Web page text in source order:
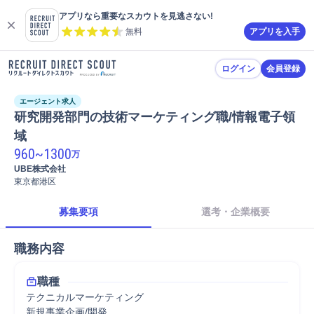
アプリなら重要なスカウトを見逃さない!
無料
アプリを入手
ログイン 会員登録
エージェント求人
研究開発部門の技術マーケティング職/情報電子領
域
960~1300万
UBE株式会社
東京都港区
募集要項 選考・企業概要
職務内容
職種
テクニカルマーケティング